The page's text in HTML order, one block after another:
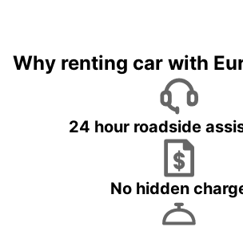
Why renting car with
24 hour roadside
No hidden